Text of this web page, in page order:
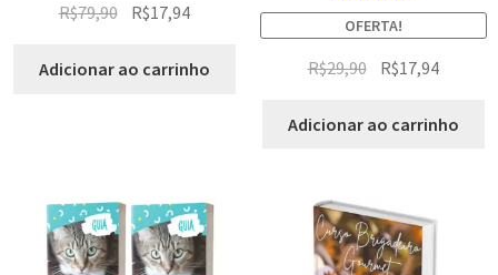
R$79,90 R$17,94
Adicionar ao carrinho
Avaliação
4.67de 5
OFERTA!
R$29,90 R$17,94
Adicionar ao carrinho